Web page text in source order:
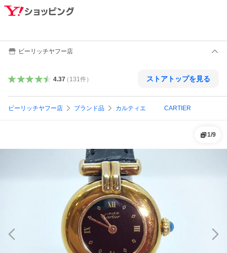
ビーリッチヤフー店
4.37（ 131件） ストアトップを見る
ビーリッチヤフー店 ブランド品 カルティエ CARTIER
1/9